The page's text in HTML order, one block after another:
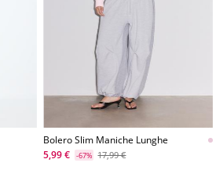
Bolero Slim Maniche Lunghe
5,99 €
-67% 17,99 €